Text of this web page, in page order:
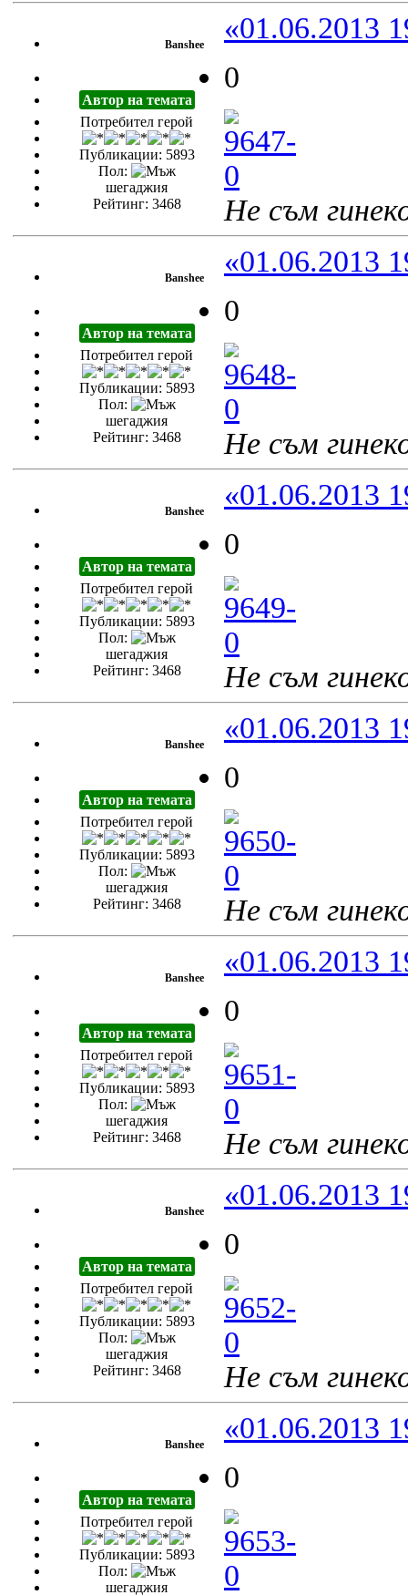
Banshee
Автор на темата
Потребител герой
Публикации: 5893
Пол:
шегаджия
Рейтинг: 3468
«01.06.2013
0
Не съм
Banshee
Автор на темата
Потребител герой
Публикации: 5893
Пол:
шегаджия
Рейтинг: 3468
«01.06.2013
0
Не съм
Banshee
Автор на темата
Потребител герой
Публикации: 5893
Пол:
шегаджия
Рейтинг: 3468
«01.06.2013
0
Не съм
Banshee
Автор на темата
Потребител герой
Публикации: 5893
Пол:
шегаджия
Рейтинг: 3468
«01.06.2013
0
Не съм
Banshee
Автор на темата
Потребител герой
Публикации: 5893
Пол:
шегаджия
Рейтинг: 3468
«01.06.2013
0
Не съм
Banshee
Автор на темата
Потребител герой
Публикации: 5893
Пол:
шегаджия
Рейтинг: 3468
«01.06.2013
0
Не съм
Banshee
Автор на темата
Потребител герой
Публикации: 5893
Пол:
шегаджия
«01.06.2013
0